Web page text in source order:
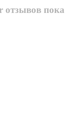
отзывов пока